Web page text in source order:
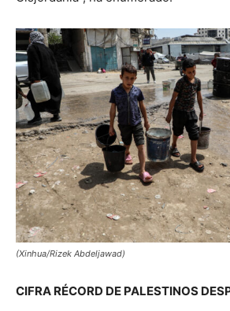
(Xinhua/Rizek Abdeljawad)
CIFRA RÉCORD DE PALESTINOS